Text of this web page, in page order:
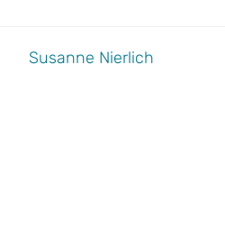
Susanne Nierlich